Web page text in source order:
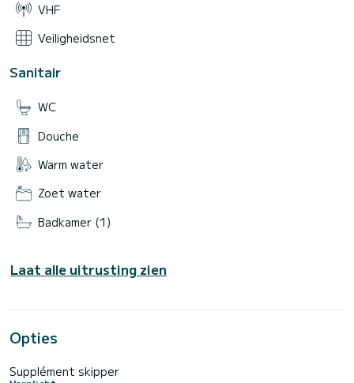
VHF
Veiligheidsnet
Sanitair
WC
Douche
Warm water
Zoet water
Badkamer (1)
Laat alle uitrusting zien
Opties
Supplément skipper